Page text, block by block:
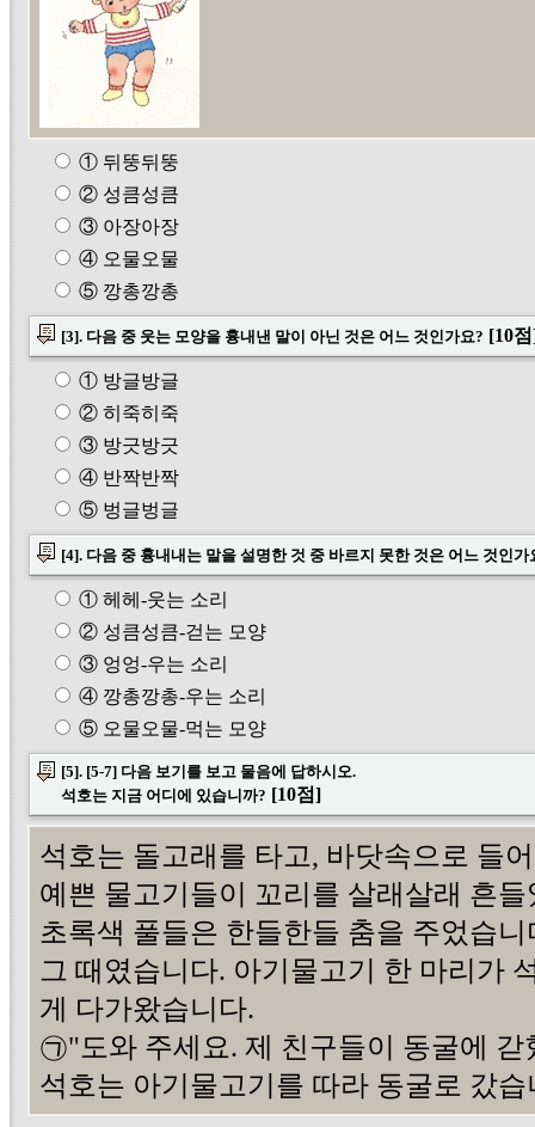
① 뒤뚱뒤뚱
② 성큼성큼
③ 아장아장
④ 오물오물
⑤ 깡총깡총
[3]. 다음 중 웃는 모양을 흉내낸 말이 아닌 것은 어느 것인가요? [10
① 방글방글
② 히죽히죽
③ 방긋방긋
④ 반짝반짝
⑤ 벙글벙글
[4]. 다음 중 흉내내는 말을 설명한 것 중 바르지 못한 것은 어느 것인가
① 헤헤-웃는 소리
② 성큼성큼-걷는 모양
③ 엉엉-우는 소리
④ 깡총깡총-우는 소리
⑤ 오물오물-먹는 모양
[5]. [5-7] 다음 보기를 보고 물음에 답하시오.
석호는 지금 어디에 있습니까? [10점]
석호는 돌고래를 타고, 바닷속으로 들
예쁜 물고기들이 꼬리를 살래살래 흔들
초록색 풀들은 한들한들 춤을 주었습니
그 때였습니다. 아기물고기 한 마리가
게 다가왔습니다.
㉠"도와 주세요. 제 친구들이 동굴에 갇
석호는 아기물고기를 따라 동굴로 갔습